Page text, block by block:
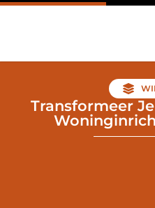
Transformeer